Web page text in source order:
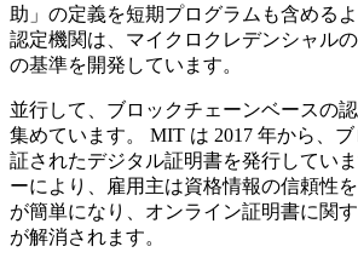
助」の定義を短期プログラムも含める
認定機関は、マイクロクレデンシャル
の基準を開発しています。
並行して、ブロックチェーンベースの
集めています。 MIT は 2017 年から、
証されたデジタル証明書を発行してい
ーにより、雇用主は資格情報の信頼性
が簡単になり、オンライン証明書に関
が解消されます。